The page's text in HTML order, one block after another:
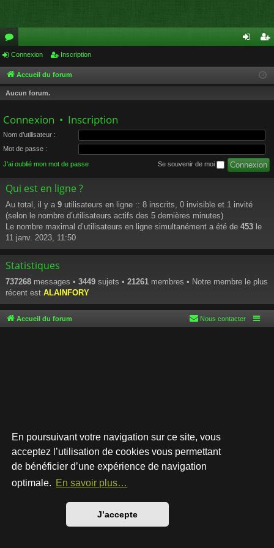
En poursuivant votre navigation sur ce site, vous
acceptez l’utilisation de cookies vous permettant
de bénéficier d’une expérience de navigation
optimale. En savoir plus…
J’accepte
or
u
m
cri
Connexion Inscription
Accueil du forum
Aucun forum.
Connexion • Inscription
Nom d’utilisateur :
Mot de passe :
J’ai oublié mon mot de passe Se souvenir de moi
Qui est en ligne ?
Au total, il y a 9 utilisateurs en ligne :: 8 inscrits, 0 invisible et 1 invité
(selon le nombre d’utilisateurs actifs des 5 dernières minutes)
Le nombre maximal d’utilisateurs en ligne simultanément a été de 453 le
11 janv. 2023, 11:50
Statistiques
737268 messages • 3449 sujets • 21261 membres • Notre membre le plus
récent est ALAINFORY
Accueil du forum Nous contacter
Développé parphpBB® Forum Software © phpBB Limited
Style par
Traduction française officielle